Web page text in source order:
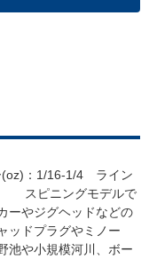
：1/16-1/4 ライン
ピニングモデルで
ーやジグヘッドなどの
ッドプラグやミノー
池や小規模河川、ボー